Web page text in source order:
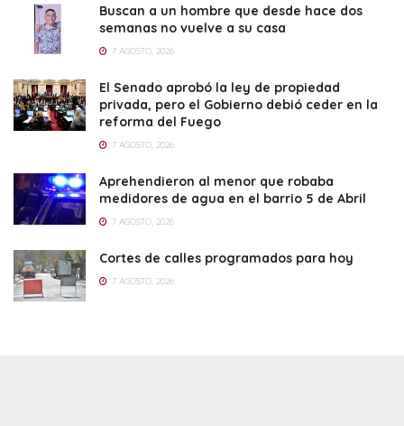
Buscan a un hombre que desde hace dos
semanas no vuelve a su casa
7 AGOSTO, 2026
El Senado aprobó la ley de propiedad
privada, pero el Gobierno debió ceder en la
reforma del Fuego
7 AGOSTO, 2026
Aprehendieron al menor que robaba
medidores de agua en el barrio 5 de Abril
7 AGOSTO, 2026
Cortes de calles programados para hoy
7 AGOSTO, 2026